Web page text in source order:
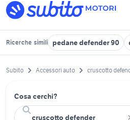
Ricerche simili pedane defender 90
Subito Accessori auto cruscotto
Cosa cerchi?